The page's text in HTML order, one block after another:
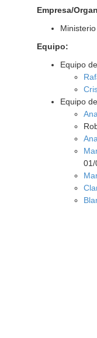
Empresa/
Equipo:
Equipo
Equipo
01/